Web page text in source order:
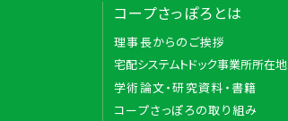
コープさっぽろとは
理事長からのご挨拶
宅配システムトドック事業所所在地
学術論文・研究資料・書籍
コープさっぽろの取り組み